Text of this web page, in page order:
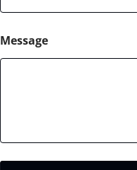
Message